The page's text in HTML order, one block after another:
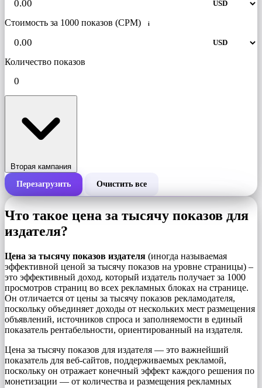
Стоимость за 1000 показов (CPM) i
Количество показов
Вторая кампания
Общая стоимость кампании
Стоимость за 1000 показов (CPM)
Количество показов
Перезагрузить Очистить все
Что такое цена за тысячу показов для
издателя?
Цена за тысячу показов издателя (иногда называемая
эффективной ценой за тысячу показов на уровне страницы) –
это эффективный доход, который издатель получает за 1000
просмотров страниц во всех рекламных блоках на странице.
Он отличается от цены за тысячу показов рекламодателя,
поскольку объединяет доходы от нескольких мест размещения
объявлений, источников спроса и заполняемости в единый
показатель рентабельности, ориентированный на издателя.
Цена за тысячу показов для издателя — это важнейший
показатель для веб-сайтов, поддерживаемых рекламой,
поскольку он отражает конечный эффект каждого решения по
монетизации — от количества и размещения рекламных